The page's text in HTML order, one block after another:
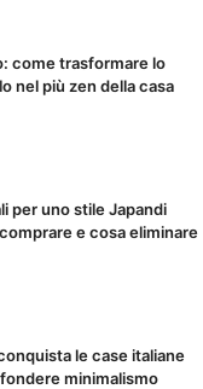
come trasformare lo
nel più zen della casa
per uno stile Japandi
e cosa eliminare
le case italiane
minimalismo